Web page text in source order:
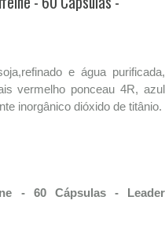
e água purificada,
vermelho ponceau 4R, azul
inorgânico dióxido de titânio.
- 60 Cápsulas - Leader